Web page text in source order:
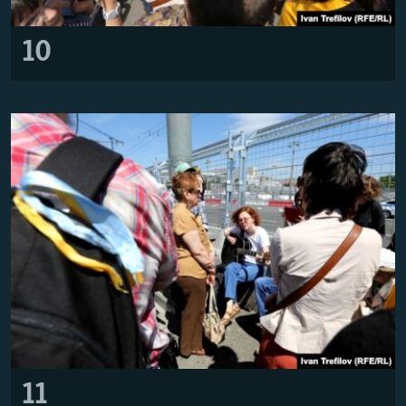
10
11